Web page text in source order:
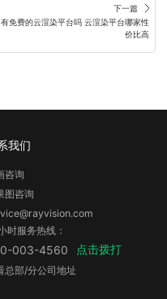
下一篇
有免费的云渲染平台吗 云渲染平台哪家性
价比高
我们
咨询
图咨询
时服务热线：
003-4560 点击拨打
总部/分公司地址